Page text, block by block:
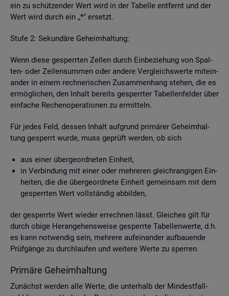
ein zu schüt­zen­der Wert wird in der Ta­bel­le ent­fernt und der
Wert wird durch ein „*“ er­setzt.
Stufe 2: Se­kun­dä­re Ge­heim­hal­tung:
Wenn diese ge­sperr­ten Zel­len durch Ein­be­zie­hung von Spal­
ten- oder Zei­len­sum­men oder an­de­re Ver­gleichs­wer­te mit­ein­
an­der in einem rech­ne­ri­schen Zu­sam­men­hang ste­hen, die es
er­mög­li­chen, den In­halt be­reits ge­sperr­ter Ta­bel­len­fel­der über
ein­fa­che Re­chen­ope­ra­tio­nen zu er­mit­teln.
Für jedes Feld, des­sen In­halt auf­grund pri­mä­rer Ge­heim­hal­
tung ge­sperrt wurde, muss ge­prüft wer­den, ob sich
aus einer über­ge­ord­ne­ten Ein­heit,
in Ver­bin­dung mit einer oder meh­re­ren gleich­ran­gi­gen Ein­
hei­ten, die die über­ge­ord­ne­te Ein­heit ge­mein­sam mit dem
ge­sperr­ten Wert voll­stän­dig ab­bil­den,
der ge­sperr­te Wert wie­der er­rech­nen lässt. Glei­ches gilt für
durch obige Her­an­ge­hens­wei­se ge­sperr­te Ta­bel­len­wer­te, d.h.
es kann not­wen­dig sein, meh­re­re auf­ein­an­der auf­bau­en­de
Prüf­gän­ge zu durch­lau­fen und wei­te­re Werte zu sper­ren.
Pri­mä­re Ge­heim­hal­tung
Zu­nächst wer­den alle Werte, die un­ter­halb der Min­dest­fall­